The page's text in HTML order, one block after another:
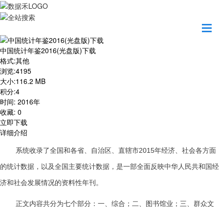
中国统计年鉴2016(光盘版)下载
格式:其他
浏览:4195
大小:116.2 MB
积分:4
时间: 2016年
收藏: 0
立即下载
详细介绍
系统收录了全国和各省、自治区、直辖市2015年经济、社会各方面
的统计数据，以及全国主要统计数据，是一部全面反映中华人民共和国经
济和社会发展情况的资料性年刊。
正文内容共分为七个部分：一、综合；二、图书馆业；三、群众文